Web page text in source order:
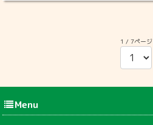
1 / 7ページ
Menu